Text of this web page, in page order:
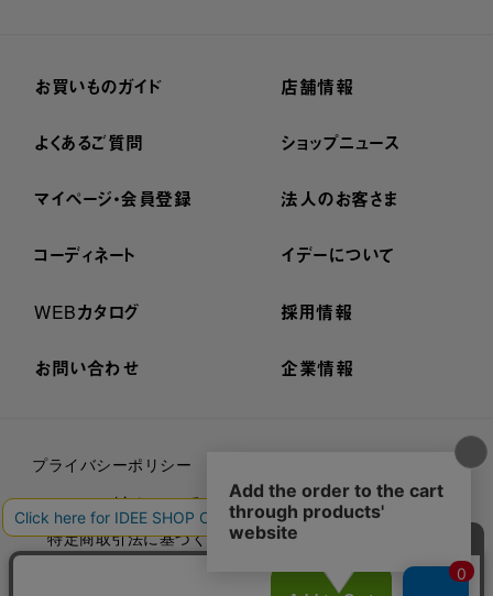
お買いものガイド
よくあるご質問
マイページ・会員登録
コーディネート
WEBカタログ
お問い合わせ
店舗情報
ショップニュース
法人のお客さま
イデーについて
採用情報
企業情報
プライバシーポリシー
ご利用規約
cookieについて
セキュリティーについて
特定商取引法に基づく表示
古物営業法に基づく表示